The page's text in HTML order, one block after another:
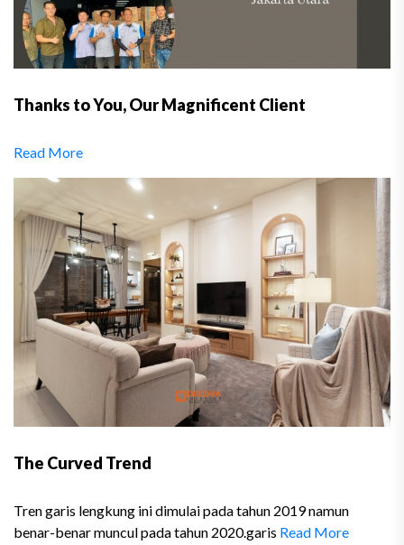
Thanks to You, Our Magnificent Client
Read More
The Curved Trend
Tren garis lengkung ini dimulai pada tahun 2019 namun
benar-benar muncul pada tahun 2020.garis Read More